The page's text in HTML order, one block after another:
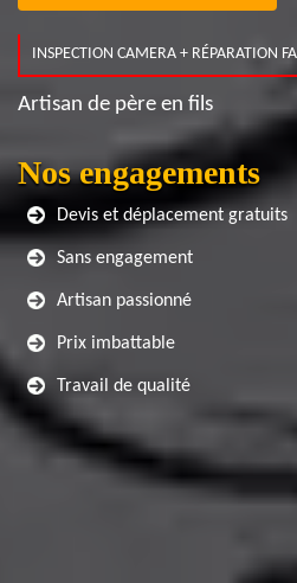
INSPECTION CAMERA + RÉPARATION
Artisan de père en fils
Nos engagements
Devis et déplacement gratuits
Sans engagement
Artisan passionné
Prix imbattable
Travail de qualité